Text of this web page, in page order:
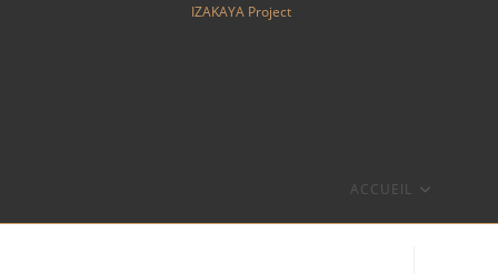
IZAKAYA Project
ACCUEIL